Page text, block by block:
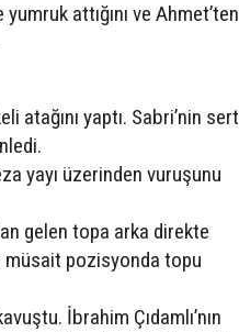
attığını ve Ahmet’ten
atağını yaptı. Sabri’nin sert
yayı üzerinden vuruşunu
gelen topa arka direkte
müsait pozisyonda topu
İbrahim Çıdamlı’nın